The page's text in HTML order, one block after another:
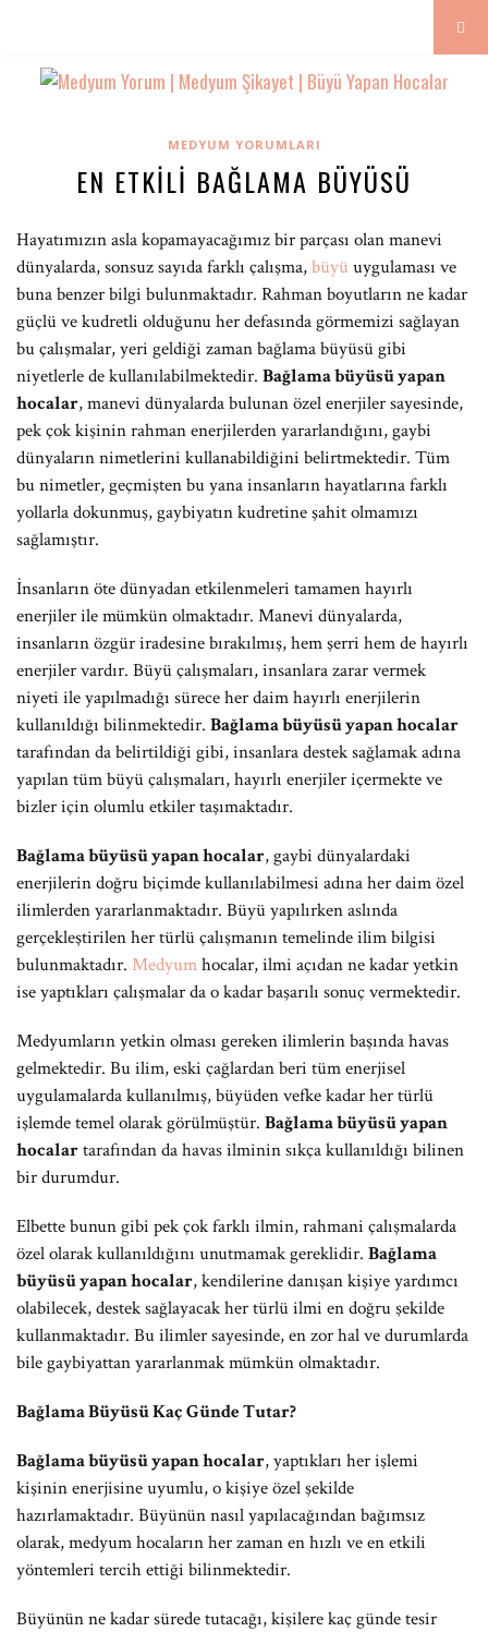
MEDYUM YORUMLARI
EN ETKILI BAĞLAMA BÜYÜSÜ
Hayatımızın asla kopamayacağımız bir parçası olan manevi
dünyalarda, sonsuz sayıda farklı çalışma,büyü uygulaması ve
buna benzer bilgi bulunmaktadır. Rahman boyutların ne kadar
güçlü ve kudretli olduğunu her defasında görmemizi sağlayan
bu çalışmalar, yeri geldiği zaman bağlama büyüsü gibi
niyetlerle de kullanılabilmektedir. Bağlama büyüsü yapan
hocalar, manevi dünyalarda bulunan özel enerjiler sayesinde,
pek çok kişinin rahman enerjilerden yararlandığını, gaybi
dünyaların nimetlerini kullanabildiğini belirtmektedir. Tüm
bu nimetler, geçmişten bu yana insanların hayatlarına farklı
yollarla dokunmuş, gaybiyatın kudretine şahit olmamızı
sağlamıştır.
İnsanların öte dünyadan etkilenmeleri tamamen hayırlı
enerjiler ile mümkün olmaktadır. Manevi dünyalarda,
insanların özgür iradesine bırakılmış, hem şerri hem de hayırlı
enerjiler vardır. Büyü çalışmaları, insanlara zarar vermek
niyeti ile yapılmadığı sürece her daim hayırlı enerjilerin
kullanıldığı bilinmektedir. Bağlama büyüsü yapan hocalar
tarafından da belirtildiği gibi, insanlara destek sağlamak adına
yapılan tüm büyü çalışmaları, hayırlı enerjiler içermekte ve
bizler için olumlu etkiler taşımaktadır.
Bağlama büyüsü yapan hocalar, gaybi dünyalardaki
enerjilerin doğru biçimde kullanılabilmesi adına her daim özel
ilimlerden yararlanmaktadır. Büyü yapılırken aslında
gerçekleştirilen her türlü çalışmanın temelinde ilim bilgisi
bulunmaktadır. Medyumhocalar, ilmi açıdan ne kadar yetkin
ise yaptıkları çalışmalar da o kadar başarılı sonuç vermektedir.
Medyumların yetkin olması gereken ilimlerin başında havas
gelmektedir. Bu ilim, eski çağlardan beri tüm enerjisel
uygulamalarda kullanılmış, büyüden vefke kadar her türlü
işlemde temel olarak görülmüştür. Bağlama büyüsü yapan
hocalartarafından da havas ilminin sıkça kullanıldığı bilinen
bir durumdur.
Elbette bunun gibi pek çok farklı ilmin, rahmani çalışmalarda
özel olarak kullanıldığını unutmamak gereklidir. Bağlama
büyüsü yapan hocalar, kendilerine danışan kişiye yardımcı
olabilecek, destek sağlayacak her türlü ilmi en doğru şekilde
kullanmaktadır. Bu ilimler sayesinde, en zor hal ve durumlarda
bile gaybiyattan yararlanmak mümkün olmaktadır.
Bağlama Büyüsü Kaç Günde Tutar?
Bağlama büyüsü yapan hocalar, yaptıkları her işlemi
kişinin enerjisine uyumlu, o kişiye özel şekilde
hazırlamaktadır. Büyünün nasıl yapılacağından bağımsız
olarak, medyum hocaların her zaman en hızlı ve en etkili
yöntemleri tercih ettiği bilinmektedir.
Büyünün ne kadar sürede tutacağı, kişilere kaç günde tesir